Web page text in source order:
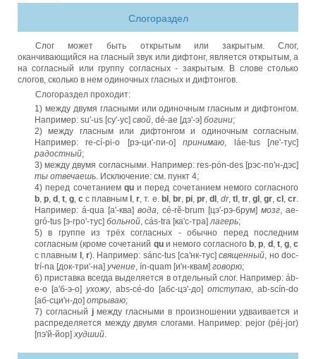
Слогораздел
Слог может быть открытым или закрытым. Слог,
оканчивающийся на гласный звук или дифтонг, является открытым, а
на согласный или группу согласных - закрытым. В слове столько
слогов, сколько в нем одиночных гласных и дифтонгов.
Слогораздел проходит:
1) между двумя гласными или одиночным гласным и дифтонгом.
Например: su'-us [су'-ус] свой, dé-ae [дэ'-э] богини;
2) между гласным или дифтонгом и одиночным согласным.
Например: re-cí-pi-o [рэ-ци'-пи-о]принимаю, láe-tus [ле'-тус]
радостный;
3) между двумя согласными. Например: res-pón-des [рэс-по'н-дэс]
ты отвечаешь. Исключение: см. пункт 4;
4) перед сочетанием quи перед сочетанием немого согласного
b,p,d ,t,g,c с плавным ,r, т. е. bl , br, pi, pr, dl , dr, tl , tr, gl , gr,cl ,cr.
Например: á-qua [а'-ква] вода, cé-rĕ-brum [цэ'-рэ-брум] мозг, ae-
gró-tus [э-гро'-тус] больной, cás-tra [ка'с-тра]лагерь;
5) в группе из трёх согласных - обычно перед последним
согласным (кроме сочетаний quи немого согласного b,p, d , t, g,c
с плавным ,r). Например: sánc-tus [са'нк-тус]священный, но doc-
trí-na [док-три'-на] учение, ín-quam [и'н-квам] говорю;
6) приставка всегда выделяется в отдельный слог. Например: áb-
e-o [а'б-э-о] ухожу, abs-cé-do [абс-цэ'-до] отступаю, ab-scín-do
[аб-сци'н-до] отрываю;
7) согласный jмежду гласными в произношении удваивается и
распределяется между двумя слогами. Например: pejor (péj-jor)
[пэ'й-йор]худший.